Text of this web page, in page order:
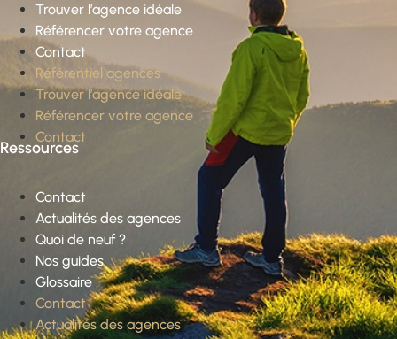
Trouver l’agence idéale
Référencer votre agence
Contact
Référentiel agences
Trouver l’agence idéale
Référencer votre agence
Contact
Ressources
Contact
Actualités des agences
Quoi de neuf ?
Nos guides
Glossaire
Contact
Actualités des agences